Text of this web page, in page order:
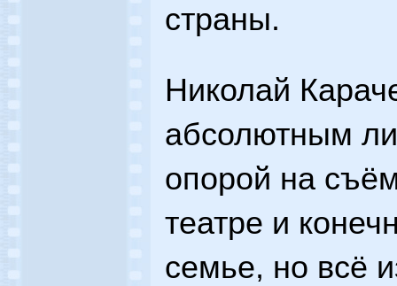
страны.
Николай
абсолютным
опорой на
театре и
семье, но всё